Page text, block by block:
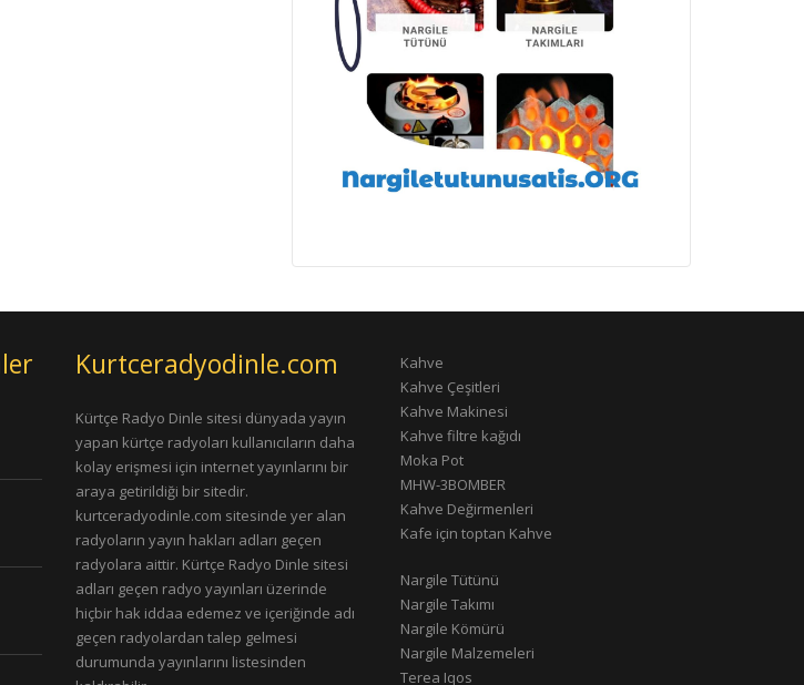
Kurtceradyodinle.com
Kürtçe Radyo Dinle sitesi dünyada yayın
yapan kürtçe radyoları kullanıcıların daha
kolay erişmesi için internet yayınlarını bir
araya getirildiği bir sitedir.
kurtceradyodinle.com sitesinde yer alan
radyoların yayın hakları adları geçen
radyolara aittir. Kürtçe Radyo Dinle sitesi
adları geçen radyo yayınları üzerinde
hiçbir hak iddaa edemez ve içeriğinde adı
geçen radyolardan talep gelmesi
durumunda yayınlarını listesinden
Kahve
Kahve Çeşitleri
Kahve Makinesi
Kahve filtre kağıdı
Moka Pot
MHW-3BOMBER
Kahve Değirmenleri
Kafe için toptan Kahve
Nargile Tütünü
Nargile Takımı
Nargile Kömürü
Nargile Malzemeleri
Terea Iqos